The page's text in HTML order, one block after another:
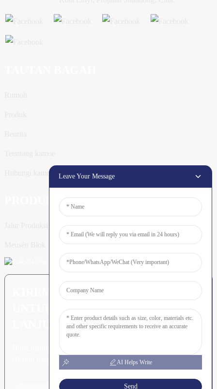
Hubungi kamoe
Jalur Produksi Tiang
KIREM PERTANYAAN: SIAP
UNTUK MEURUNOE LEUBEH
Hana nyang leubeh jroh nibak
takalon hasee akhe.
Leave Your Message
AI Helps Write
Send